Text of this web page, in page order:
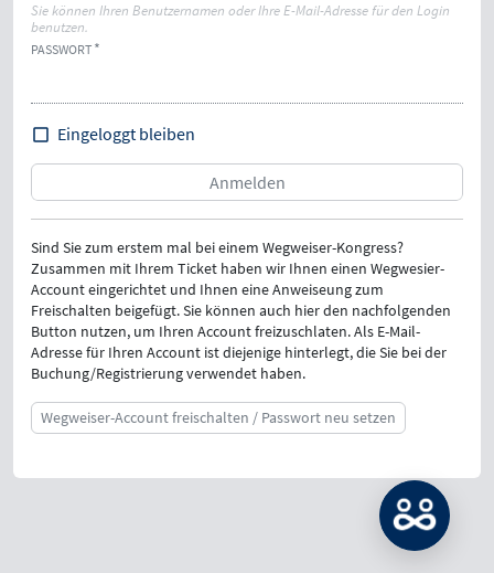
Sie können Ihren Benutzernamen oder Ihre E-Mail-Adresse für den Login
benutzen.
PASSWORT
Eingeloggt bleiben
Sind Sie zum erstem mal bei einem Wegweiser-Kongress?
Zusammen mit Ihrem Ticket haben wir Ihnen einen Wegwesier-
Account eingerichtet und Ihnen eine Anweiseung zum
Freischalten beigefügt. Sie können auch hier den nachfolgenden
Button nutzen, um Ihren Account freizuschlaten. Als E-Mail-
Adresse für Ihren Account ist diejenige hinterlegt, die Sie bei der
Buchung/Registrierung verwendet haben.
Wegweiser-Account freischalten / Passwort neu setzen